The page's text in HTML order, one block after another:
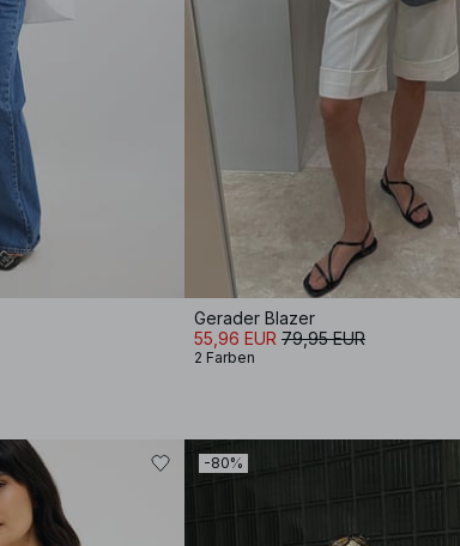
Gerader Blazer
55,96 EUR 79,95 EUR
2 Farben
-80%